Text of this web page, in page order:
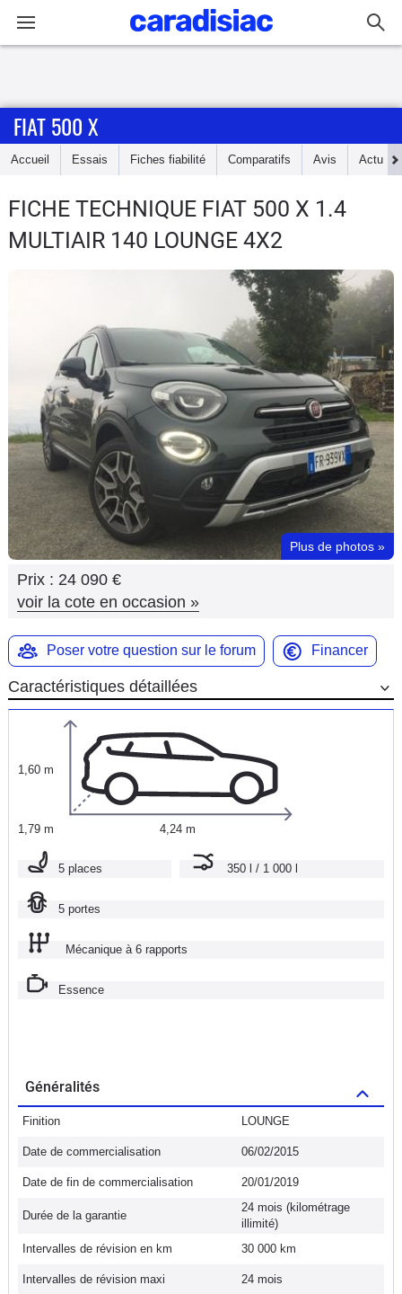
Accueil
Essais
Utilitaires
Flottes
Auto
Services
Forum
Moto
Marques
FIAT 500 X
Accueil Essais Fiches fiabilité Comparatifs Avis Actu
FICHE TECHNIQUE FIAT 500 X 1.4
MULTIAIR 140 LOUNGE 4X2
Plus de photos »
Prix : 24 090 €
voir la cote en occasion »
Poser votre question sur le forum Financer
Caractéristiques détaillées
1,60 m
1,79 m 4,24 m
5 places 350 l / 1 000 l
5 portes
Mécanique à 6 rapports
Essence
Généralités
Finition LOUNGE
Date de commercialisation 06/02/2015
Date de fin de commercialisation 20/01/2019
Durée de la garantie
24 mois (kilométrage
illimité)
Intervalles de révision en km
30 000 km
Intervalles de révision maxi 24 mois